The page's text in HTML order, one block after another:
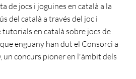
de jocs i joguines en català a la
del català a través del joc i
en català sobre jocs de
enguany han dut el Consorci a
un concurs pioner en l'àmbit dels